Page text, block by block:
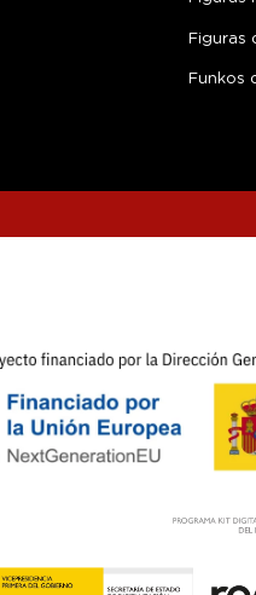
Figuras
Funkos